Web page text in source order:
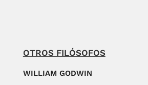
OTROS FILÓSOFOS
WILLIAM GODWIN